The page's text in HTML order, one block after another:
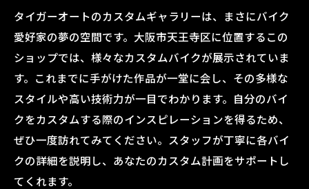
タイガーオートのカスタムギャラリーは、まさにバイク
愛好家の夢の空間です。大阪市天王寺区に位置するこの
ショップでは、様々なカスタムバイクが展示されていま
す。これまでに手がけた作品が一堂に会し、その多様な
スタイルや高い技術力が一目でわかります。自分のバイ
クをカスタムする際のインスピレーションを得るため、
ぜひ一度訪れてみてください。スタッフが丁寧に各バイ
クの詳細を説明し、あなたのカスタム計画をサポートし
てくれます。